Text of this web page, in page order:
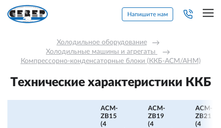
Напишите нам
Холодильное оборудование →
Холодильные машины и агрегаты →
Компрессорно-конденсаторные блоки (ККБ-АСМ/АНМ)
Технические характеристики ККБ
ACM-
ZB15
(4
ACM-
ZB19
(4
ACM-
ZB21
(4